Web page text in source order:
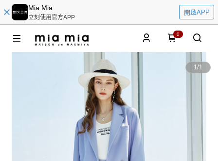
Mia Mia
立刻使用官方APP
開啟APP
0
1/1